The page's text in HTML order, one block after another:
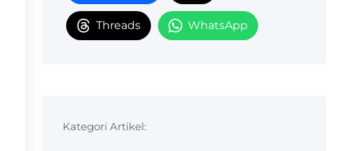
Threads WhatsApp
Kategori Artikel: